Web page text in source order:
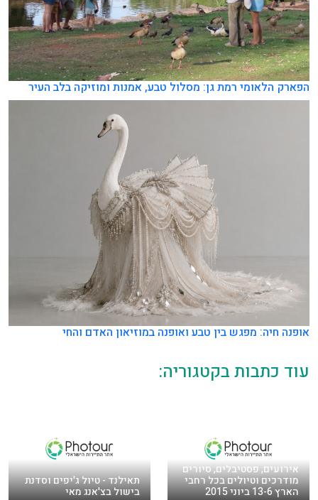
הפארק הלאומי רמת גן: מסלול טבע, אמנות ומוזיקה בלב העיר
אופנה חיה: מפגש בין טבע ואופנה במוזיאון האדם והחי
עוד כתבות בקטגוריה:
אירועים, פסטיבלים, סיורים
מודרכים וטיולים בכל רחבי
הארץ 13-6 ביוני 2015
תאילנד - טיול ג'יפים וסדנת
בישול בצ'אנג מאי